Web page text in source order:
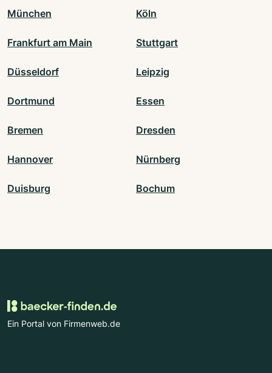
München Köln
Frankfurt am Main Stuttgart
Düsseldorf Leipzig
Dortmund Essen
Bremen Dresden
Hannover Nürnberg
Duisburg Bochum
Ein Portal von Firmenweb.de